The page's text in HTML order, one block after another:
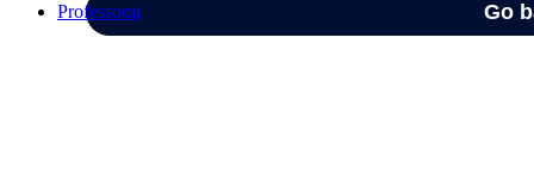
Professorat